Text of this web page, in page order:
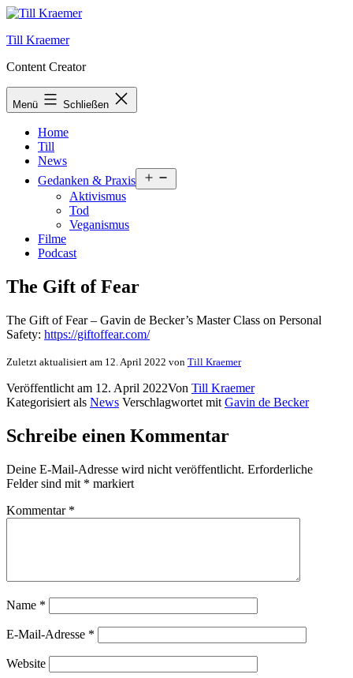
Zum
springen
Till Kraemer
Content Creator
Menü Schließen
Home
Till
News
Gedanken & Praxis
öffnen
Aktivismus
Tod
Veganismus
Filme
Podcast
The Gift of Fear
The Gift of Fear – Gavin de Becker’s Master Class on Personal
Safety: https://giftoffear.com/
Zuletzt aktualisiert am 12. April 2022 von Till Kraemer
Veröffentlicht am 12. April 2022Von Till Kraemer
Kategorisiert als News Verschlagwortet mit Gavin de Becker
Schreibe einen Kommentar
Deine E-Mail-Adresse wird nicht veröffentlicht. Erforderliche
Felder sind mit * markiert
Kommentar *
Name *
E-Mail-Adresse *
Website